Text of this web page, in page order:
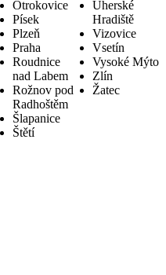
Otrokovice
Písek
Plzeň
Praha
Roudnice
nad Labem
Rožnov pod
Radhoštěm
Šlapanice
Štětí
Uherské
Hradiště
Vizovice
Vsetín
Vysoké Mýto
Zlín
Žatec